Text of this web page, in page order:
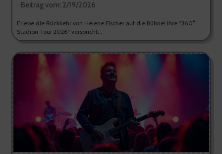
⋅ Beitrag vom: 2/19/2026
Erlebe die Rückkehr von Helene Fischer auf die Bühne! Ihre "360°
Stadion Tour 2026" verspricht...